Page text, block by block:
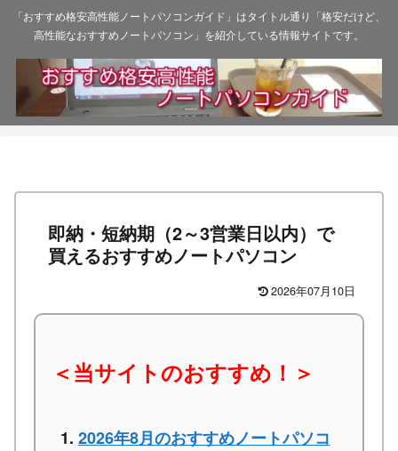
「おすすめ格安高性能ノートパソコンガイド」はタイトル通り「格安だけど、
高性能なおすすめノートパソコン」を紹介している情報サイトです。
即納・短納期（2～3営業日以内）で
買えるおすすめノートパソコン
2026年07月10日
＜当サイトのおすすめ！＞
2026年8月のおすすめノートパソコ